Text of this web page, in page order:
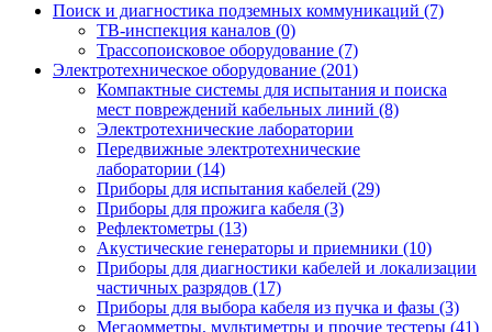
Поиск и диагностика подземных коммуникаций (7)
ТВ-инспекция каналов (0)
Трассопоисковое оборудование (7)
Электротехническое оборудование (201)
Компактные системы для испытания и поиска
мест повреждений кабельных линий (8)
Электротехнические лаборатории
Передвижные электротехнические
лаборатории (14)
Приборы для испытания кабелей (29)
Приборы для прожига кабеля (3)
Рефлектометры (13)
Акустические генераторы и приемники (10)
Приборы для диагностики кабелей и локализации
частичных разрядов (17)
Приборы для выбора кабеля из пучка и фазы (3)
Мегаомметры, мультиметры и прочие тестеры (41)